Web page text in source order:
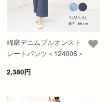
綿麻デニムプルオンスト
レートパンツ＜124006＞
2,380円